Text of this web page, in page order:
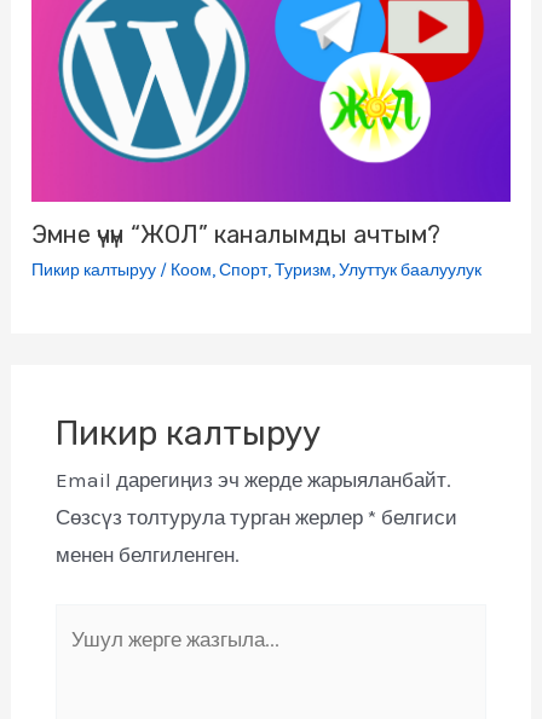
Эмне үчүн “ЖОЛ” каналымды ачтым?
Пикир калтыруу / Коом,Спорт,Туризм,Улуттук баалуулук
Пикир калтыруу
Email дарегиңиз эч жерде жарыяланбайт.
Сөзсүз толтурула турган жерлер * белгиси
менен белгиленген.